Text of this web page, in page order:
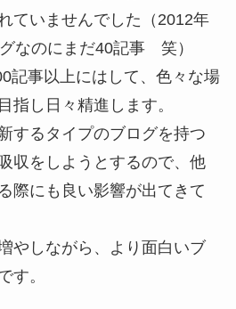
ていませんでした（2012年
なのにまだ40記事 笑）
記事以上にはして、色々な場
指し日々精進します。
するタイプのブログを持つ
収をしようとするので、他
際にも良い影響が出てきて
やしながら、より面白いブ
す。